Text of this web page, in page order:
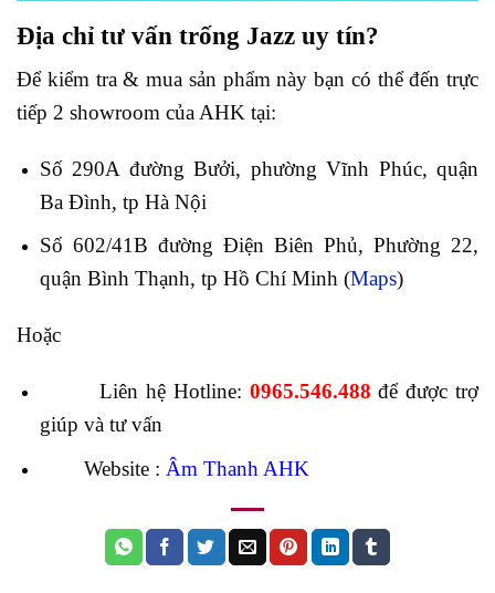
Địa chỉ tư vấn trống Jazz uy tín?
Để kiểm tra & mua sản phẩm này bạn có thể đến trực
tiếp 2 showroom của AHK tại:
Số 290A đường Bưởi, phường Vĩnh Phúc, quận
Ba Đình, tp Hà Nội
Số 602/41B đường Điện Biên Phủ, Phường 22,
quận Bình Thạnh, tp Hồ Chí Minh (Maps)
Hoặc
Liên hệ Hotline: 0965.546.488 để được trợ
giúp và tư vấn
Website : Âm Thanh AHK